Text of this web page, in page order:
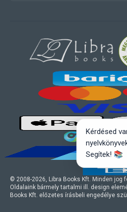
© 2008-2026, Libra Books Kft. Minden jog
Oldalaink bármely tartalmi ill. design
Books Kft. előzetes írásbeli engedélye
Kérdésed
Segítek! 📚